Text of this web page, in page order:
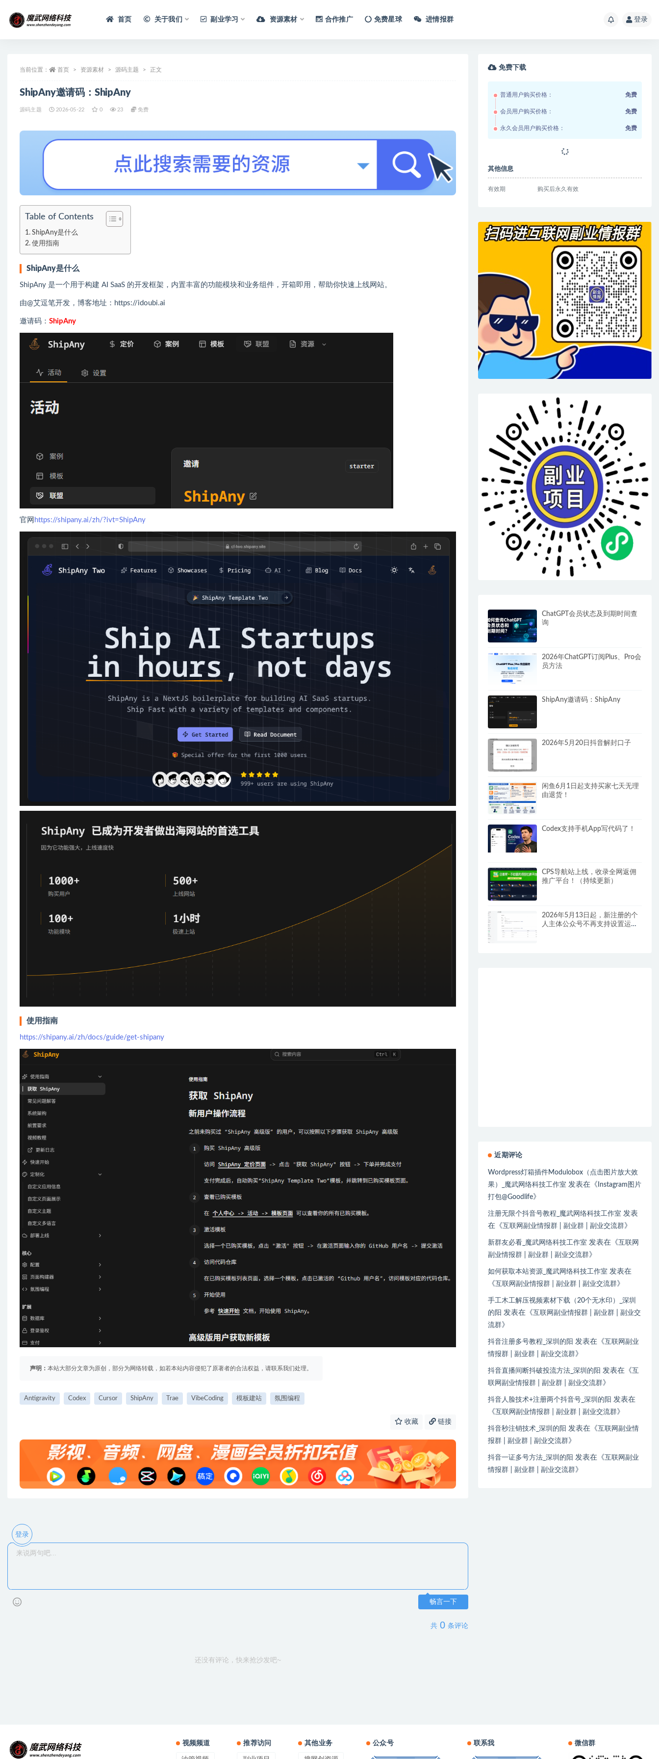
首页 关于我们 副业学习 资源素材 合作推广 免费星球 进情报群 登录
当前位置： 首页 资源素材 源码主题 正文
ShipAny邀请码：ShipAny
源码主题 2026-05-22 0 23 免费
Table of Contents
ShipAny是什么
使用指南
ShipAny是什么
ShipAny 是一个用于构建 AI SaaS 的开发框架，内置丰富的功能模块和业务组件，开箱即用，帮助你快速上线网站。
由@艾逗笔开发，博客地址：https://idoubi.ai
邀请码： ShipAny
官网 https://shipany.ai/zh/?ivt=ShipAny
使用指南
https://shipany.ai/zh/docs/guide/get-shipany
声明： 本站大部分文章为原创，部分为网络转载，如若本站内容侵犯了原著者的合法权益，请联系我们处理。
Antigravity Codex Cursor ShipAny Trae VibeCoding 模板建站 氛围编程
收藏 链接
登录
畅言一下
共 0 条评论
还没有评论，快来抢沙发吧~
免费下载
普通用户购买价格： 免费
会员用户购买价格： 免费
永久会员用户购买价格： 免费
其他信息
有效期 购买后永久有效
ChatGPT会员状态及到期时间查
询
2026年ChatGPT订阅Plus、Pro会
员方法
ShipAny邀请码：ShipAny
2026年5月20日抖音解封口子
闲鱼6月1日起支持买家七天无理
由退货！
Codex支持手机App写代码了！
CPS导航站上线，收录全网返佣
推广平台！（持续更新）
2026年5月13日起，新注册的个
人主体公众号不再支持设置运营
近期评论
Wordpress灯箱插件Modulobox（点击图片放大效
果）_魔武网络科技工作室 发表在《 Instagram图片
打包@Goodlife》
注册无限个抖音号教程_魔武网络科技工作室 发表
在《互联网副业情报群 | 副业群 | 副业交流群》
新群友必看_魔武网络科技工作室 发表在《互联网
副业情报群 | 副业群 | 副业交流群》
如何获取本站资源_魔武网络科技工作室 发表在
《互联网副业情报群 | 副业群 | 副业交流群》
手工木工解压视频素材下载（20个无水印）_深圳
的阳 发表在《互联网副业情报群 | 副业群 | 副业交
流群》
抖音注册多号教程_深圳的阳 发表在《互联网副业
情报群 | 副业群 | 副业交流群》
抖音直播间断抖破投流方法_深圳的阳 发表在《互
联网副业情报群 | 副业群 | 副业交流群》
抖音人脸技术+注册两个抖音号_深圳的阳 发表在
《互联网副业情报群 | 副业群 | 副业交流群》
抖音秒注销技术_深圳的阳 发表在《互联网副业情
报群 | 副业群 | 副业交流群》
抖音一证多号方法_深圳的阳 发表在《互联网副业
情报群 | 副业群 | 副业交流群》
视频频道 推荐访问 其他业务 公众号 联系我 微信群